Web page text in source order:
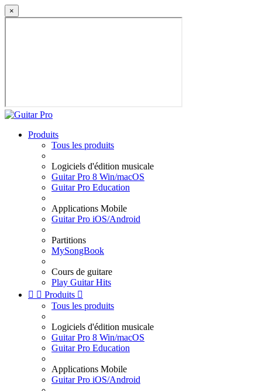
×
Produits
Tous les produits
Logiciels d'édition musicale
Guitar Pro 8 Win/macOS
Guitar Pro Education
Applications Mobile
Guitar Pro iOS/Android
Partitions
MySongBook
Cours de guitare
Play Guitar Hits
  Produits 
Tous les produits
Logiciels d'édition musicale
Guitar Pro 8 Win/macOS
Guitar Pro Education
Applications Mobile
Guitar Pro iOS/Android